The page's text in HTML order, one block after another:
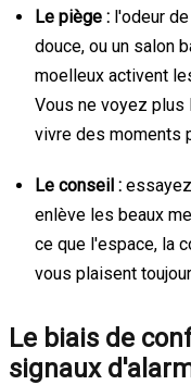
Le piège : l'odeur
douce, ou un salon
moelleux activent
Vous ne voyez plus
vivre des moments
Le conseil :
enlève les beaux
ce que l'espace, la
vous plaisent
Le biais de
signaux